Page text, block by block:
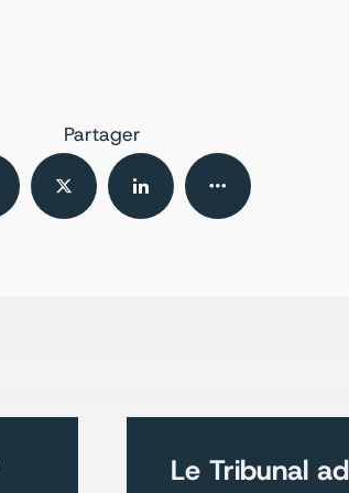
Partager
Le Tribunal